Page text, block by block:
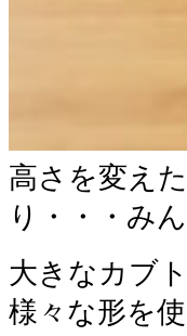
高さを変え
り・・・み
大きなカブ
様々な形を